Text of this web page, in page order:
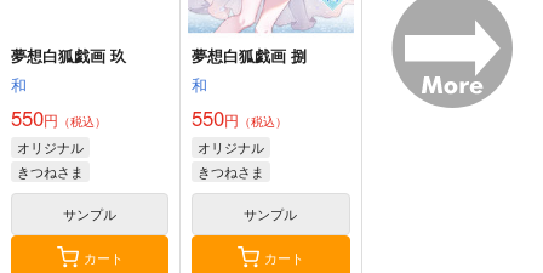
カート カート
夢想白狐戯画 玖
和
550円 （税込）
オリジナル
きつねさま
サンプル
カート
夢想白狐戯画 捌
和
550円 （税込）
オリジナル
きつねさま
サンプル
カート